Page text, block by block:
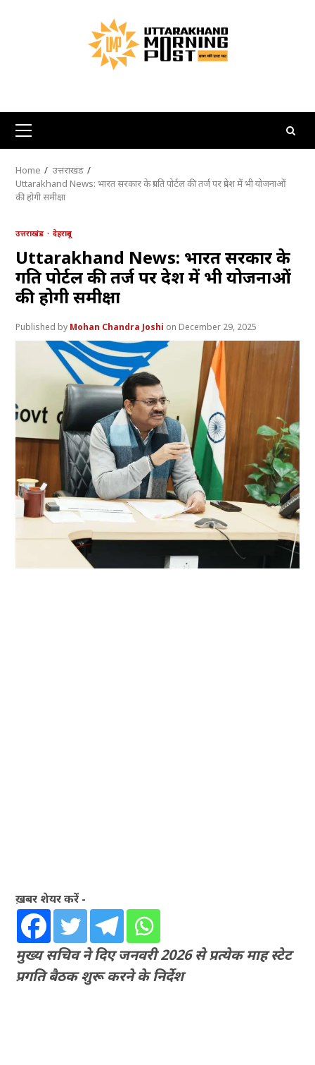
Primary
Menu
Home
उत्तराखंड
Uttarakhand News: भारत सरकार के प्रगति पोर्टल की तर्ज पर प्रदेश में भी योजनाओं
की होगी समीक्षा
उत्तराखंड देहरादून
Uttarakhand News: भारत सरकार के
प्रगति पोर्टल की तर्ज पर प्रदेश में भी योजनाओं
की होगी समीक्षा
Mohan Chandra Joshi December 29, 2025
ख़बर शेयर करें -
मुख्य सचिव ने दिए जनवरी 2026 से प्रत्येक माह स्टेट
प्रगति बैठक शुरू करने के निर्देश